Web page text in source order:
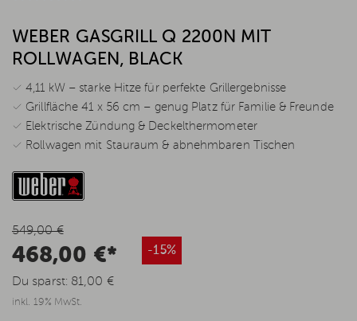
WEBER GASGRILL Q 2200N MIT
ROLLWAGEN, BLACK
✓ 4,11 kW – starke Hitze für perfekte Grillergebnisse
✓ Grillfläche 41 x 56 cm – genug Platz für Familie & Freunde
✓ Elektrische Zündung & Deckelthermometer
✓ Rollwagen mit Stauraum & abnehmbaren Tischen
549,00 €
468,00 €* -15%
Du sparst: 81,00 €
inkl. 19% MwSt.